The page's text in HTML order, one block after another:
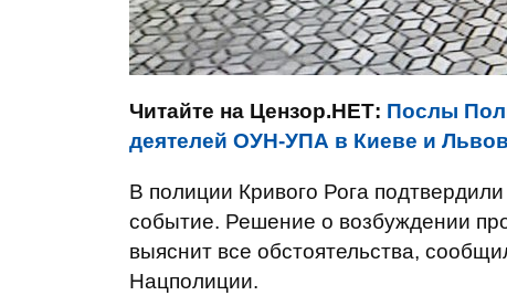
Читайте на Цензор.НЕТ: Послы
деятелей ОУН-УПА в Киеве и
В полиции Кривого Рога
событие. Решение о возбуждении
выяснит все обстоятельства,
Нацполиции.